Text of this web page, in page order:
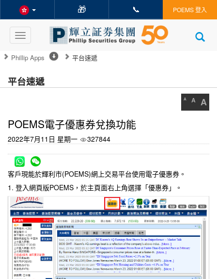
🎁 📞 POEMS 登入
Toggle
navigation
Phillip Apps 平台速遞
平台速遞
A A A
POEMS電子優惠券兌換功能
2022年7月11日 星期一 327844
客戶現能於輝利市(POEMS)網上交易平台使用電子優惠券。
1. 登入網頁版POEMS，於主頁面右上角選擇「優惠券」。